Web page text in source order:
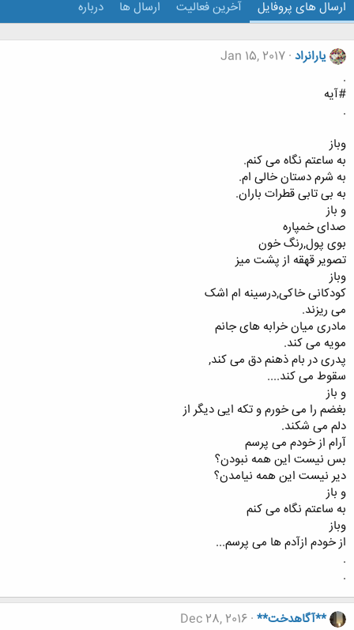
ارسال های پروفایل آخرین فعالیت ارسال ها درباره
یارانراد Jan 15, 2017
.
#آیه
.
وباز
به ساعتم نگاه می کنم.
به شرم دستان خالی ام.
به بی تابی قطرات باران.
و باز
صدای خمپاره
بوی پول,رنگ خون
تصویر قهقه از پشت میز
وباز
کودکانی خاکی,درسینه ام اشک
می ریزند.
مادری میان خرابه های جانم
مویه می کند.
پدری در بام ذهنم دق می کند,
سقوط می کند....
و باز
بغضم را می خورم و تکه ایی دیگر از
دلم می شکند.
آرام از خودم می پرسم
بس نیست این همه نبودن؟
دیر نیست این همه نیامدن؟
و باز
به ساعتم نگاه می کنم
وباز
از خودم ازآدم ها می پرسم...
.
.
**آگاهدخت** Dec 28, 2016